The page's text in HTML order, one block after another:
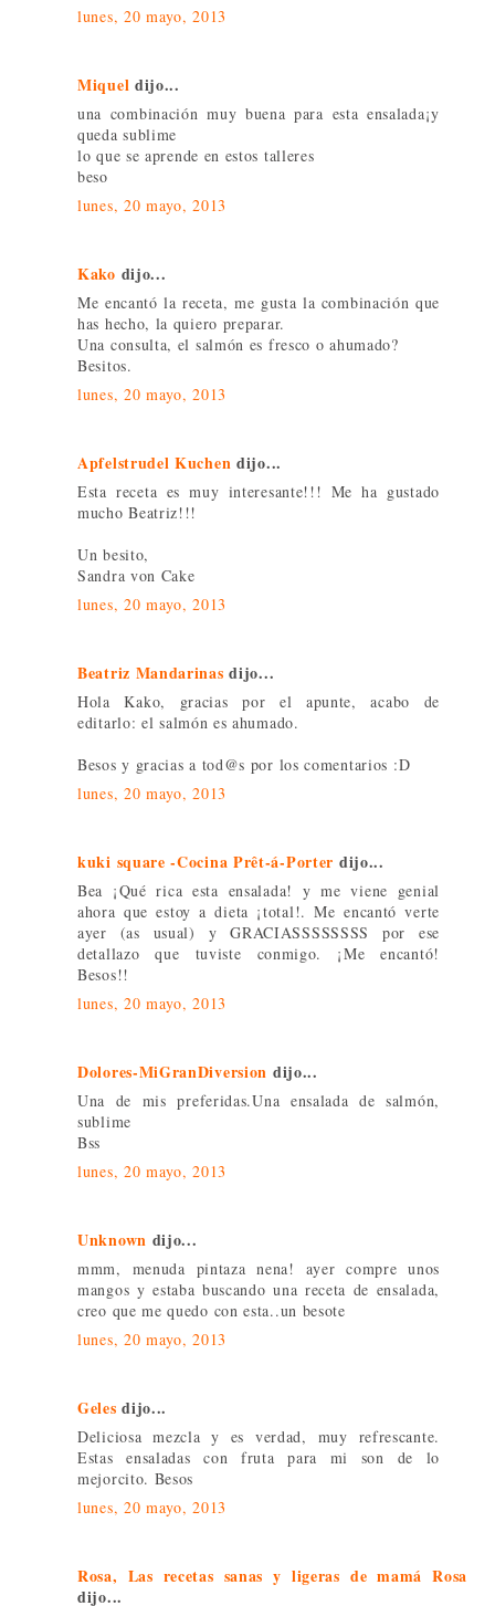
lunes, 20 mayo, 2013
Miquel dijo...
una combinación muy buena para esta ensalada¡y
queda sublime
lo que se aprende en estos talleres
beso
lunes, 20 mayo, 2013
Kako dijo...
Me encantó la receta, me gusta la combinación que
has hecho, la quiero preparar.
Una consulta, el salmón es fresco o ahumado?
Besitos.
lunes, 20 mayo, 2013
Apfelstrudel Kuchen dijo...
Esta receta es muy interesante!!! Me ha gustado
mucho Beatriz!!!
Un besito,
Sandra von Cake
lunes, 20 mayo, 2013
Beatriz Mandarinas dijo...
Hola Kako, gracias por el apunte, acabo de
editarlo: el salmón es ahumado.
Besos y gracias a tod@s por los comentarios :D
lunes, 20 mayo, 2013
kuki square -Cocina Prêt-á-Porter dijo...
Bea ¡Qué rica esta ensalada! y me viene genial
ahora que estoy a dieta ¡total!. Me encantó verte
ayer (as usual) y GRACIASSSSSSSS por ese
detallazo que tuviste conmigo. ¡Me encantó!
Besos!!
lunes, 20 mayo, 2013
Dolores-MiGranDiversion dijo...
Una de mis preferidas.Una ensalada de salmón,
sublime
Bss
lunes, 20 mayo, 2013
Unknown dijo...
mmm, menuda pintaza nena! ayer compre unos
mangos y estaba buscando una receta de ensalada,
creo que me quedo con esta..un besote
lunes, 20 mayo, 2013
Geles dijo...
Deliciosa mezcla y es verdad, muy refrescante.
Estas ensaladas con fruta para mi son de lo
mejorcito. Besos
lunes, 20 mayo, 2013
Rosa, Las recetas sanas y ligeras de mamá Rosa
dijo...